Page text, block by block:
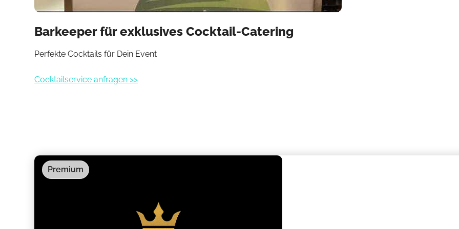
Barkeeper für exklusives Cocktail-Catering
Perfekte Cocktails für Dein Event
Cocktailservice anfragen >>
Premium